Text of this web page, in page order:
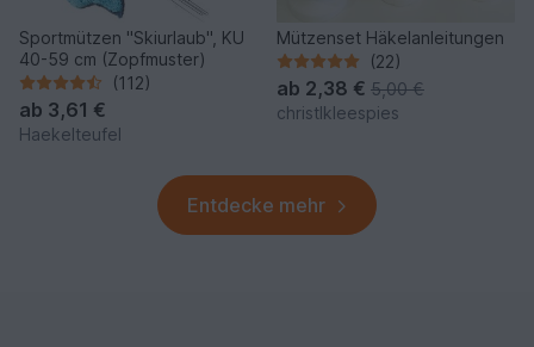
Sportmützen "Skiurlaub", KU
40-59 cm (Zopfmuster)
(112)
ab 3,61 €
Haekelteufel
Mützenset Häkelanleitungen
(22)
ab 2,38 € 5,00 €
christlkleespies
Entdecke mehr